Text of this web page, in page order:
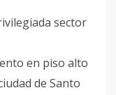
sector
en piso alto
de Santo